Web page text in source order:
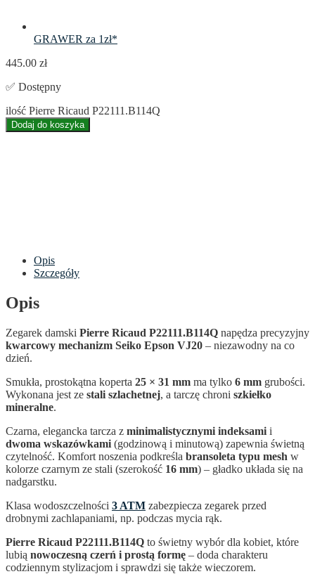
GRAWER za 1zł*
445.00 zł
✅ Dostępny
ilość Pierre Ricaud P22111.B114Q
Dodaj do koszyka
Opis
Szczegóły
Opis
Zegarek damski Pierre Ricaud P22111.B114Q napędza precyzyjny
kwarcowy mechanizm Seiko Epson VJ20 – niezawodny na co
dzień.
Smukła, prostokątna koperta 25 × 31 mm ma tylko 6 mm grubości.
Wykonana jest ze stali szlachetnej, a tarczę chroni szkiełko
mineralne.
Czarna, elegancka tarcza z minimalistycznymi indeksami i
dwoma wskazówkami (godzinową i minutową) zapewnia świetną
czytelność. Komfort noszenia podkreśla bransoleta typu mesh w
kolorze czarnym ze stali (szerokość 16 mm) – gładko układa się na
nadgarstku.
Klasa wodoszczelności 3 ATM zabezpiecza zegarek przed
drobnymi zachlapaniami, np. podczas mycia rąk.
Pierre Ricaud P22111.B114Q to świetny wybór dla kobiet, które
lubią nowoczesną czerń i prostą formę – doda charakteru
codziennym stylizacjom i sprawdzi się także wieczorem.